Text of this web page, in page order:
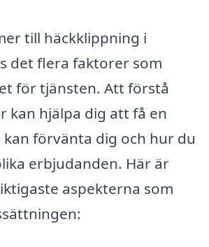
till häckklippning i
det flera faktorer som
för tjänsten. Att förstå
kan hjälpa dig att få en
kan förvänta dig och hur du
erbjudanden. Här är
aspekterna som